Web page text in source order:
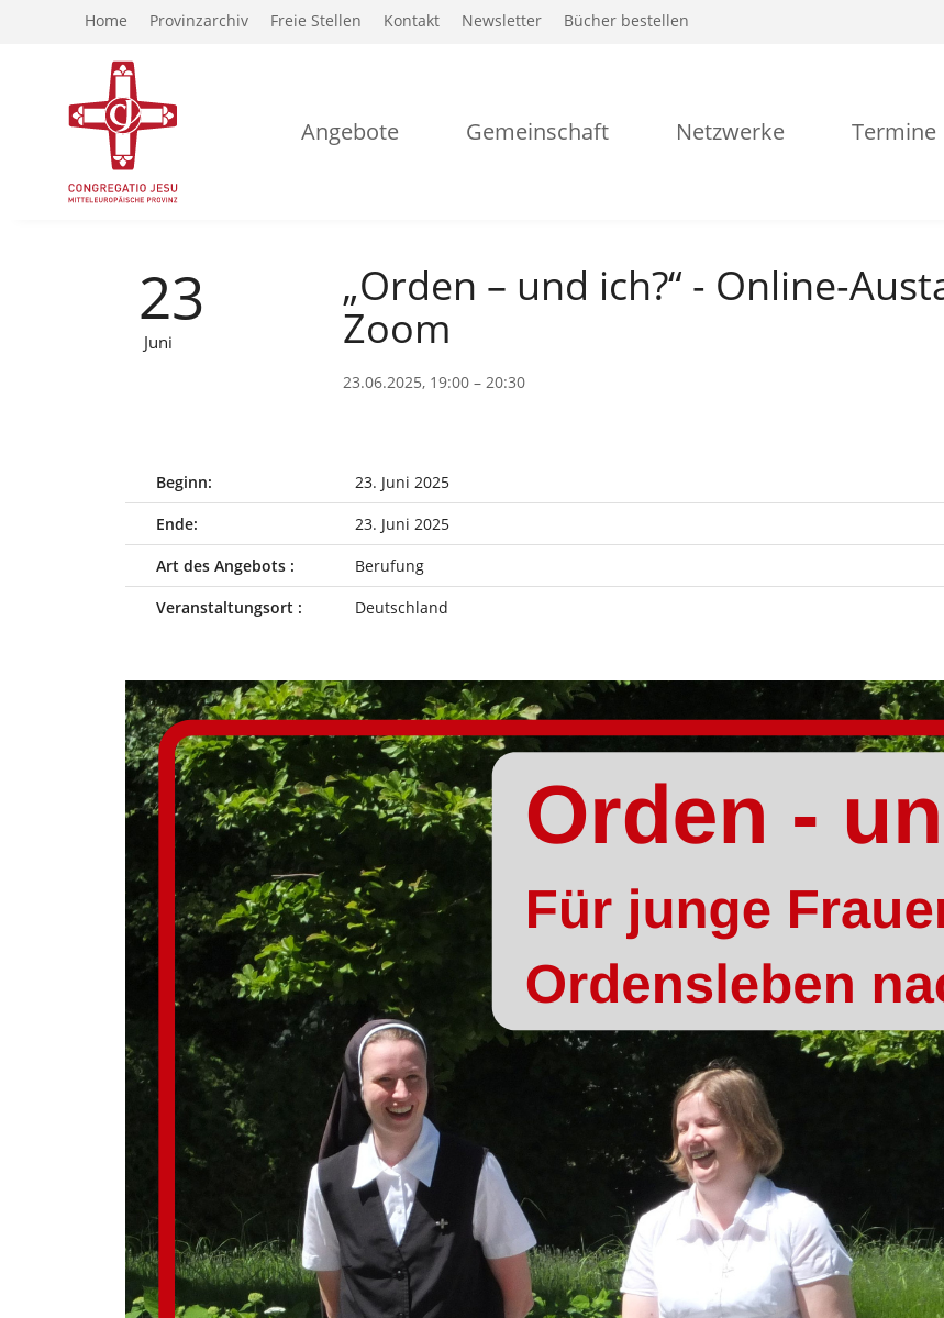
Home Provinzarchiv Freie Stellen Kontakt Newsletter Bücher bestellen
Angebote Gemeinschaft Netzwerke Termine
23
Juni
„Orden – und ich?“ - Online-
Zoom
23.06.2025, 19:00 – 20:30
Beginn:
23. Juni 2025
Ende:
23. Juni 2025
Art des Angebots :
Berufung
Veranstaltungsort :
Deutschland